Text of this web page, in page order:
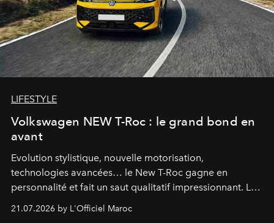
LIFESTYLE
Volkswagen NEW T-Roc : le grand bond en
avant
Evolution stylistique, nouvelle motorisation,
technologies avancées… le New T-Roc gagne en
personnalité et fait un saut qualitatif impressionnant. Le
fétiche pour le rendre plus premium. Et le pari semble
21.07.2026 by L'Officiel Maroc